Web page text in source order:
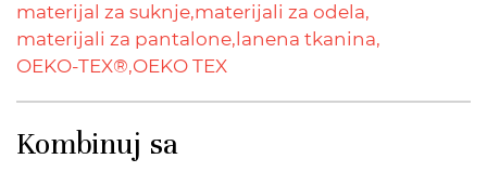
materijal za suknje,materijali za odela,
materijali za pantalone, lanena tkanina,
OEKO-TEX®,OEKO TEX
Kombinuj sa